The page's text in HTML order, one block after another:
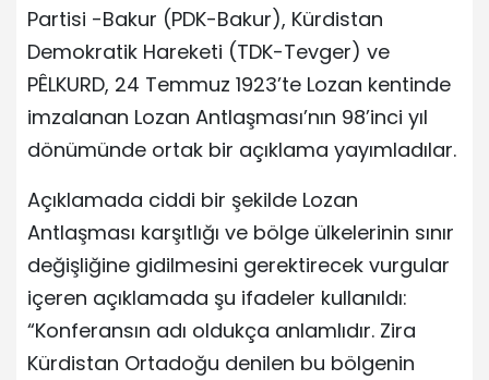
Partisi -Bakur (PDK-Bakur), Kürdistan
Demokratik Hareketi (TDK-Tevger) ve
PÊLKURD, 24 Temmuz 1923’te Lozan kentinde
imzalanan Lozan Antlaşması’nın 98’inci yıl
dönümünde ortak bir açıklama yayımladılar.
Açıklamada ciddi bir şekilde Lozan
Antlaşması karşıtlığı ve bölge ülkelerinin sınır
değişliğine gidilmesini gerektirecek vurgular
içeren açıklamada şu ifadeler kullanıldı:
“Konferansın adı oldukça anlamlıdır. Zira
Kürdistan Ortadoğu denilen bu bölgenin